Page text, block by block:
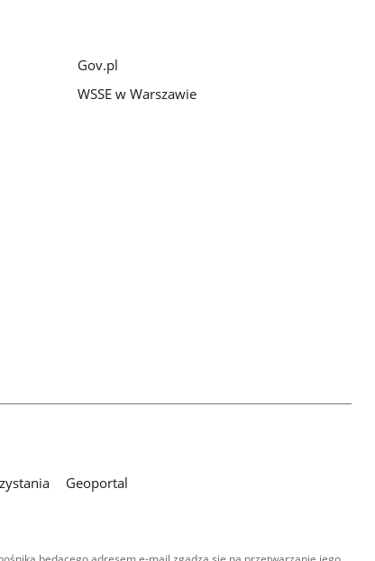
Gov.pl
WSSE w Warszawie
Geoportal